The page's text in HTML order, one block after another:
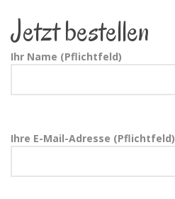
Jetzt bestellen
Ihr Name (Pflichtfeld)
Ihre E-Mail-Adresse (Pflichtfeld)